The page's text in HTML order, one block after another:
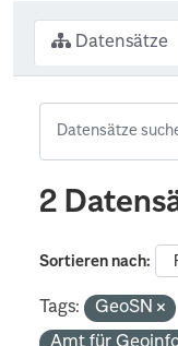
Datensätze
2
Sortieren nach
Tags: GeoSN
Amt für